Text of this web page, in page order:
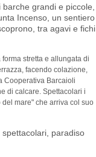
grandi e piccole,
Incenso, un sentiero
tra agavi e fichi
stretta e allungata di
facendo colazione,
Cooperativa Barcaioli
di calcare. Spettacolari i
mare" che arriva col suo
paradiso